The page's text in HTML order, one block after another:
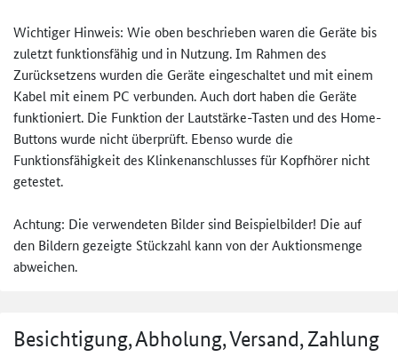
Wichtiger Hinweis: Wie oben beschrieben waren die Geräte bis
zuletzt funktionsfähig und in Nutzung. Im Rahmen des
Zurücksetzens wurden die Geräte eingeschaltet und mit einem
Kabel mit einem PC verbunden. Auch dort haben die Geräte
funktioniert. Die Funktion der Lautstärke-Tasten und des Home-
Buttons wurde nicht überprüft. Ebenso wurde die
Funktionsfähigkeit des Klinkenanschlusses für Kopfhörer nicht
getestet.
Achtung: Die verwendeten Bilder sind Beispielbilder! Die auf
den Bildern gezeigte Stückzahl kann von der Auktionsmenge
abweichen.
Besichtigung, Abholung, Versand, Zahlung